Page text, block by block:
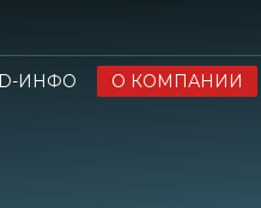
ID-ИНФО
О КОМПАНИИ